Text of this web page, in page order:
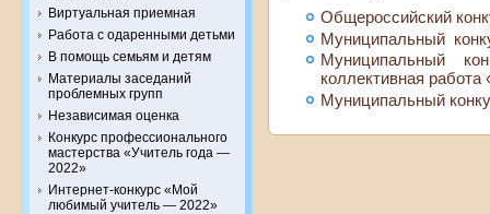
Виртуальная приемная
Работа с одаренными детьми
В помощь семьям и детям
Материалы заседаний
проблемных групп
Независимая оценка
Конкурс профессионального
мастерства «Учитель года —
2022»
Интернет-конкурс «Мой
любимый учитель — 2022»
Общероссийский
Муниципальный
Муниципальный
коллективная
Муниципальный